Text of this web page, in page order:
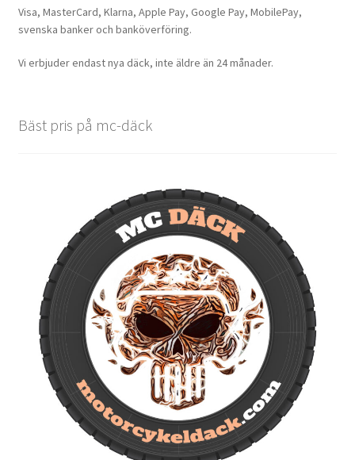
Visa, MasterCard, Klarna, Apple Pay, Google Pay, MobilePay,
svenska banker och banköverföring.
Vi erbjuder endast nya däck, inte äldre än 24 månader.
Bäst pris på mc-däck